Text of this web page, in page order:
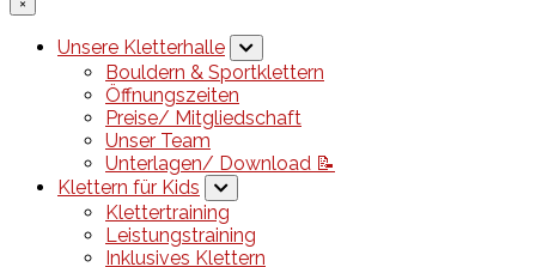
Unsere Kletterhalle
Bouldern & Sportklettern
Öffnungszeiten
Preise/ Mitgliedschaft
Unser Team
Unterlagen/ Download 📝
Klettern für Kids
Klettertraining
Leistungstraining
Inklusives Klettern